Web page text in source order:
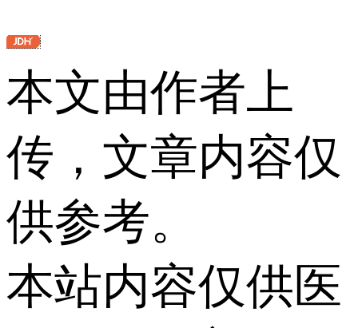
本文由作者上
传，文章内容仅
供参考。
本站内容仅供医